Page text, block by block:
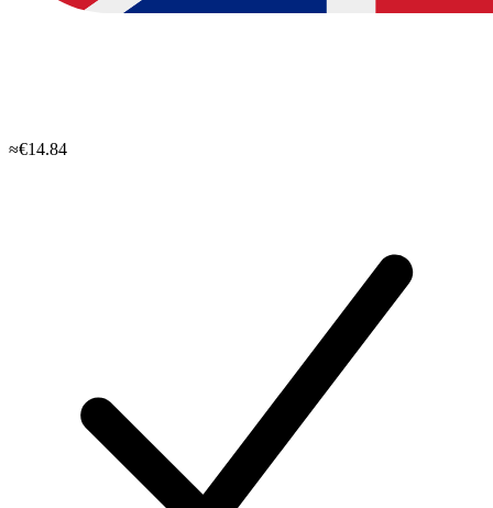
≈€14.84